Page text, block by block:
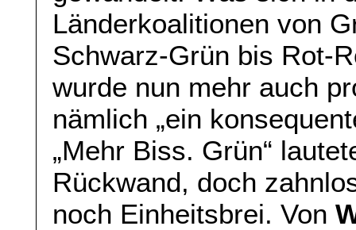
Länderkoalitionen von
Schwarz-Grün bis Rot-
wurde nun mehr auch
nämlich „ein
„Mehr Biss. Grün“
Rückwand, doch
noch Einheitsbrei. Von